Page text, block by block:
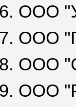
ООО
ООО
ООО
ООО